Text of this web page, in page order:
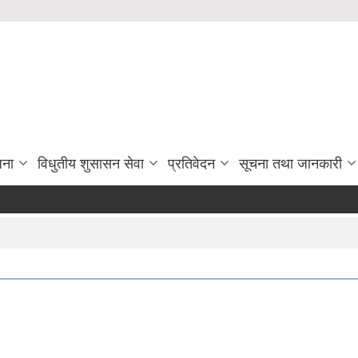
विधुतीय शुसासन सेवा प्रतिवेदन सूचना तथा जानकारी